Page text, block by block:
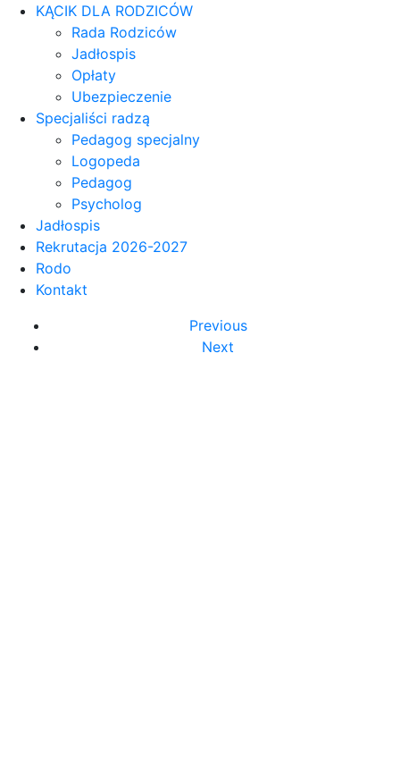
KĄCIK DLA RODZICÓW
Rada Rodziców
Jadłospis
Opłaty
Ubezpieczenie
Specjaliści radzą
Pedagog specjalny
Logopeda
Pedagog
Psycholog
Jadłospis
Rekrutacja 2026-2027
Rodo
Kontakt
Previous
Next